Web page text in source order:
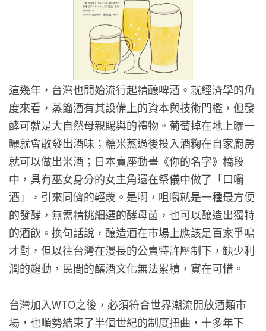
這幾年，台灣也開始流行起精釀啤酒。就經濟學的角
度來看，蒸餾酒有其設備上的資本與技術門檻，但發
酵可就是大自然母親賜與的禮物。葡萄掉在地上曬一
曬就會散發出酒味；糯米蒸過後投入酒粷在自家廚房
就可以做出米酒；日本賣座動畫《你的名字》橋段
中，具有巫女身分的女主角還在祭儀中做了「口嚼
酒」，引來同儕的輕蔑。是啊，咀嚼就是一種最方便
的發酵，無需精挑細選的酵母菌，也可以釀造出獨特
的酒飲。換句話說，釀造酒在市場上應該是百家爭鳴
才對，但以往台灣在漫長的公賣特許壓制下，缺少利
潤的趨動，民間的釀酒文化無法累積，實在可惜。
台灣加入WTO之後，必須符合世界潮流開放酒類市
場，也順勢結束了半個世紀的制度扭曲，十多年下